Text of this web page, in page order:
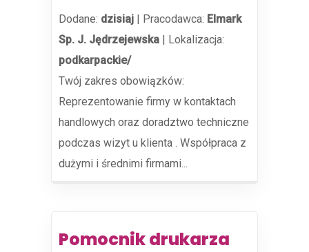
Dodane: dzisiaj | Pracodawca: Elmark
Sp. J. Jędrzejewska | Lokalizacja:
podkarpackie/
Twój zakres obowiązków:
Reprezentowanie firmy w kontaktach
handlowych oraz doradztwo techniczne
podczas wizyt u klienta . Współpraca z
dużymi i średnimi firmami...
Pomocnik drukarza